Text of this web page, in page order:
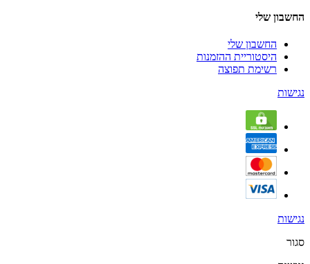
החשבון שלי
החשבון שלי
היסטוריית ההזמנות
רשימת תפוצה
נגישות
נגישות
סגור